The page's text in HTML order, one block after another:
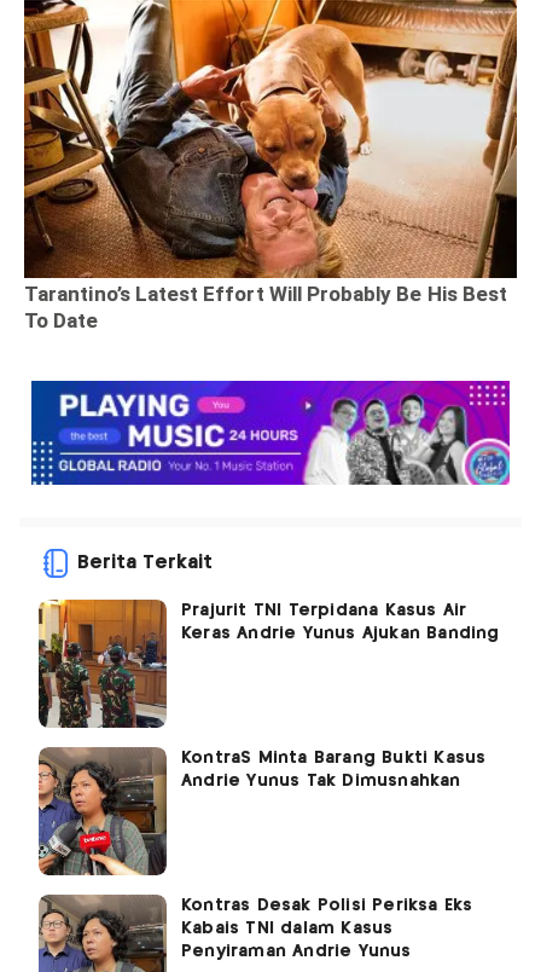
Berita Terkait
Prajurit TNI Terpidana Kasus Air
Keras Andrie Yunus Ajukan Banding
KontraS Minta Barang Bukti Kasus
Andrie Yunus Tak Dimusnahkan
Kontras Desak Polisi Periksa Eks
Kabais TNI dalam Kasus
Penyiraman Andrie Yunus